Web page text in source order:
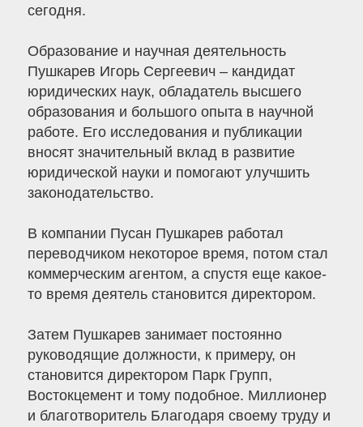
сегодня.
Образование и научная деятельность
Пушкарев Игорь Сергеевич – кандидат
юридических наук, обладатель высшего
образования и большого опыта в научной
работе. Его исследования и публикации
вносят значительный вклад в развитие
юридической науки и помогают улучшить
законодательство.
В компании Пусан Пушкарев работал
переводчиком некоторое время, потом стал
коммерческим агентом, а спустя еще какое-
то время деятель становится директором.
Затем Пушкарев занимает постоянно
руководящие должности, к примеру, он
становится директором Парк Групп,
Востокцемент и тому подобное. Миллионер
и благотворитель Благодаря своему труду и